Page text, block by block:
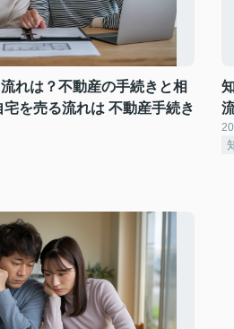
れは？不動産の手続きと相
を売る流れは 不動産手続き